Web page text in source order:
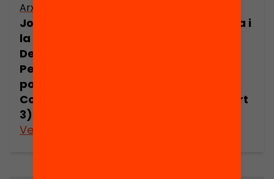
Arxiu
Joan Comorera i
la Revolució
Democràtica.
Pensament
polític de Joan
Comorera (part
3)
Veure’n més
Joan Comorera i
Comorera (part